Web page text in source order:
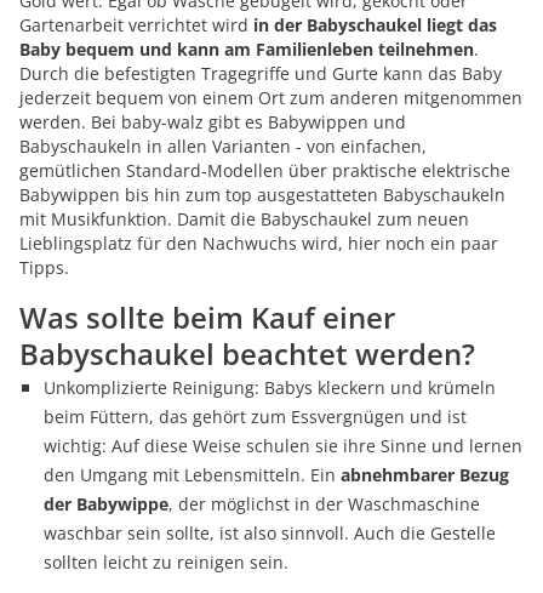
Gartenarbeit verrichtet wird in der Babyschaukel liegt das
Baby bequem und kann am Familienleben teilnehmen.
Durch die befestigten Tragegriffe und Gurte kann das Baby
jederzeit bequem von einem Ort zum anderen mitgenommen
werden. Bei baby-walz gibt es Babywippen und
Babyschaukeln in allen Varianten - von einfachen,
gemütlichen Standard-Modellen über praktische elektrische
Babywippen bis hin zum top ausgestatteten Babyschaukeln
mit Musikfunktion. Damit die Babyschaukel zum neuen
Lieblingsplatz für den Nachwuchs wird, hier noch ein paar
Tipps.
Was sollte beim Kauf einer
Babyschaukel beachtet werden?
Unkomplizierte Reinigung: Babys kleckern und krümeln
beim Füttern, das gehört zum Essvergnügen und ist
wichtig: Auf diese Weise schulen sie ihre Sinne und lernen
den Umgang mit Lebensmitteln. Ein abnehmbarer Bezug
der Babywippe, der möglichst in der Waschmaschine
waschbar sein sollte, ist also sinnvoll. Auch die Gestelle
sollten leicht zu reinigen sein.